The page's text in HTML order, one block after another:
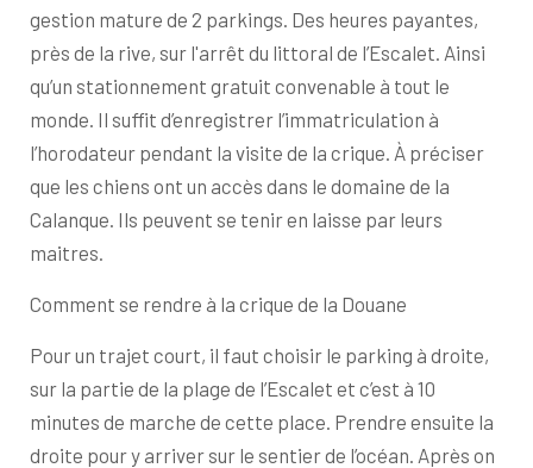
gestion mature de 2 parkings. Des heures payantes,
près de la rive, sur l'arrêt du littoral de l’Escalet. Ainsi
qu’un stationnement gratuit convenable à tout le
monde. Il suffit d’enregistrer l’immatriculation à
l’horodateur pendant la visite de la crique. À préciser
que les chiens ont un accès dans le domaine de la
Calanque. Ils peuvent se tenir en laisse par leurs
maitres.
Comment se rendre à la crique de la Douane
Pour un trajet court, il faut choisir le parking à droite,
sur la partie de la plage de l’Escalet et c’est à 10
minutes de marche de cette place. Prendre ensuite la
droite pour y arriver sur le sentier de l’océan. Après on